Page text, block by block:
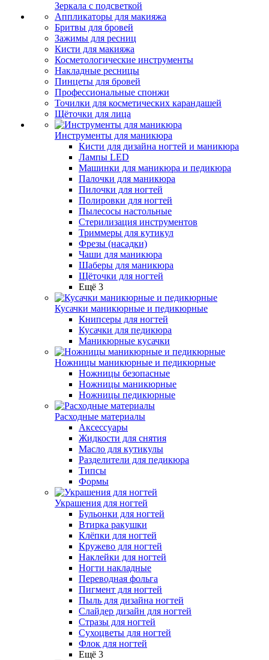
Зеркала с подсветкой
Аппликаторы для макияжа
Бритвы для бровей
Зажимы для ресниц
Кисти для макияжа
Косметологические инструменты
Накладные ресницы
Пинцеты для бровей
Профессиональные спонжи
Точилки для косметических карандашей
Щёточки для лица
Инструменты для маникюра
Кисти для дизайна ногтей и маникюра
Лампы LED
Машинки для маникюра и педикюра
Палочки для маникюра
Пилочки для ногтей
Полировки для ногтей
Пылесосы настольные
Стерилизация инструментов
Триммеры для кутикул
Фрезы (насадки)
Чаши для маникюра
Шаберы для маникюра
Щёточки для ногтей
Ещё 3
Кусачки маникюрные и педикюрные
Книпсеры для ногтей
Кусачки для педикюра
Маникюрные кусачки
Ножницы маникюрные и педикюрные
Ножницы безопасные
Ножницы маникюрные
Ножницы педикюрные
Расходные материалы
Аксессуары
Жидкости для снятия
Масло для кутикулы
Разделители для педикюра
Типсы
Формы
Украшения для ногтей
Бульонки для ногтей
Втирка ракушки
Клёпки для ногтей
Кружево для ногтей
Наклейки для ногтей
Ногти накладные
Переводная фольга
Пигмент для ногтей
Пыль для дизайна ногтей
Слайдер дизайн для ногтей
Стразы для ногтей
Сухоцветы для ногтей
Флок для ногтей
Ещё 3